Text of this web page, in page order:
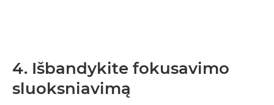
4. Išbandykite fokusavimo
sluoksniavimą